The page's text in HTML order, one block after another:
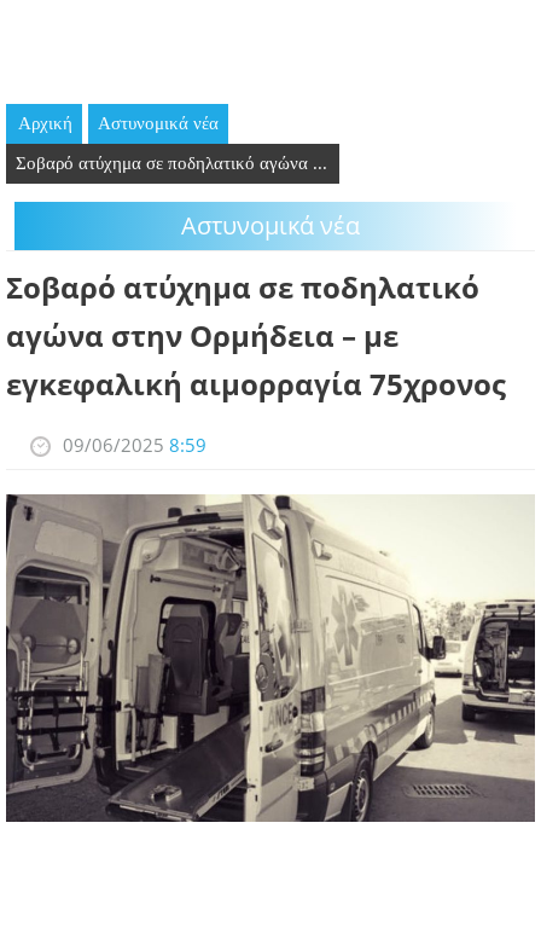
ΘΕΣΕΙΣ ΕΡΓΑΣΙΑΣ
PODCAST
ΣΥΝΔΕΣΜΟΙ
ΠΕΡΙΣΣΟΤΕΡΑ
Αρχική Aστυνομικά νέα
Σοβαρό ατύχημα σε ποδηλατικό αγώνα ...
Aστυνομικά νέα
Σοβαρό ατύχημα σε ποδηλατικό
αγώνα στην Ορμήδεια – με
εγκεφαλική αιμορραγία 75χρονος
09/06/2025 8:59